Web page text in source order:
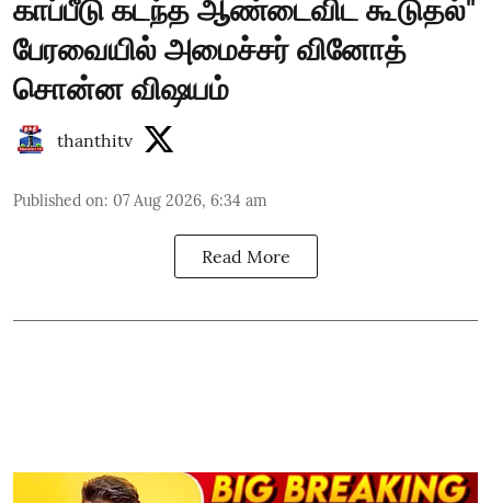
காப்பீடு கடந்த ஆண்டைவிட கூடுதல்"
பேரவையில் அமைச்சர் வினோத்
சொன்ன விஷயம்
thanthitv
Published on: 07 Aug 2026, 6:34 am
Read More